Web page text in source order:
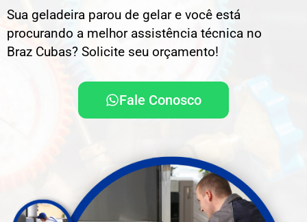
Sua geladeira parou de gelar e você está
procurando a melhor assistência técnica no
Braz Cubas? Solicite seu orçamento!
Fale Conosco